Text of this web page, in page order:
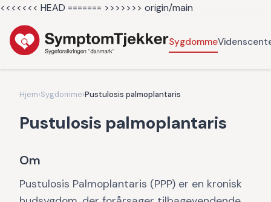
<<<<<<< HEAD ======= >>>>>>> origin/main
Sygdomme
Hjem›Sygdomme›Pustulosis palmoplantaris
Pustulosis palmoplantaris
Om
Pustulosis Palmoplantaris (PPP) er en kronisk